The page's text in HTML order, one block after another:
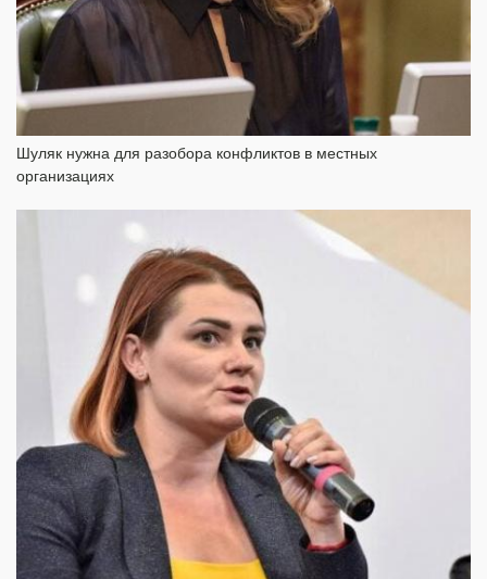
Шуляк нужна для разобора конфликтов в местных
организациях